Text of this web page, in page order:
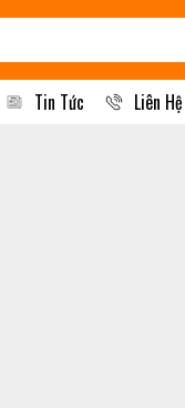
Tin Tức Liên Hệ